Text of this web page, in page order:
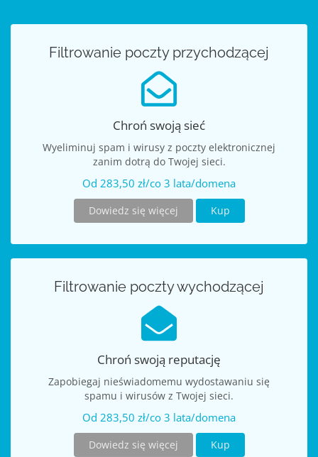
Filtrowanie poczty przychodzącej
Chroń swoją sieć
Wyeliminuj spam i wirusy z poczty elektronicznej
zanim dotrą do Twojej sieci.
Od 283,50 zł/co 3 lata/domena
Dowiedz się więcej Kup
Filtrowanie poczty wychodzącej
Chroń swoją reputację
Zapobiegaj nieświadomemu wydostawaniu się
spamu i wirusów z Twojej sieci.
Od 283,50 zł/co 3 lata/domena
Dowiedz się więcej Kup